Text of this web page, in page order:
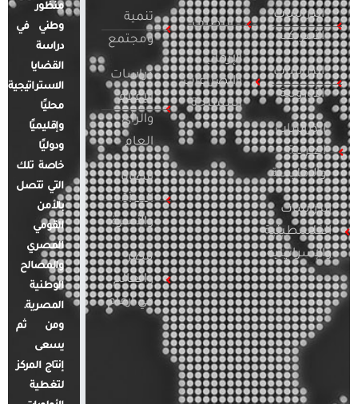
الدراسات
الأمريكية
الدراسات
الأوروبية
الدراسات
العربية
والإقليمية
الدراسات
الفلسطينية
والإسرائيلية
التطرف
الإرهاب
والصراعات
المسلحة
تنمية
ومجتمع
دراسات
الإعلام
والرأي
العام
قضايا
المرأة
والأسرة
مصر
والعالم
في أرقام
منظور
وطني في
دراسة
القضايا
الاستراتيجية
محليًا
وإقليميًا
ودوليًا
خاصة تلك
التي تتصل
بالأمن
القومي
المصري
والمصالح
الوطنية
المصرية.
ومن ثم
يسعى
إنتاج المركز
لتغطية